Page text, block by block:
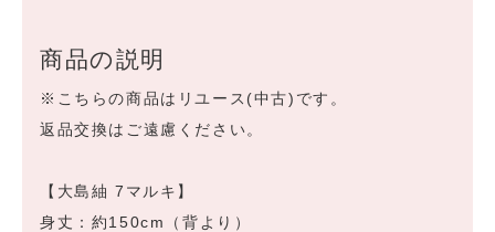
商品の説明
※こちらの商品はリユース(中古)です。
返品交換はご遠慮ください。
【大島紬 7マルキ】
身丈：約150cm（背より）